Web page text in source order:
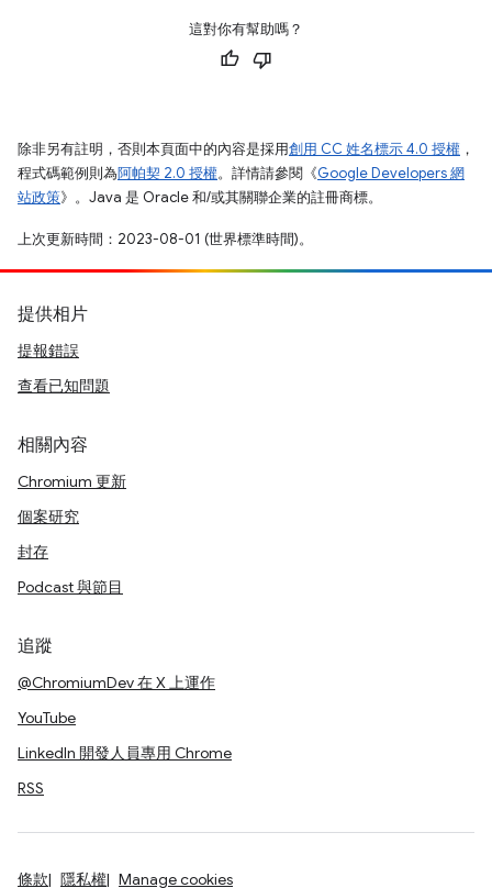
這對你有幫助嗎？
除非另有註明，否則本頁面中的內容是採用創用 CC 姓名標示 4.0 授權 ，
程式碼範例則為阿帕契 2.0 授權。詳情請參閱《Google Developers 網
站政策》。Java 是 Oracle 和/或其關聯企業的註冊商標。
上次更新時間：2023-08-01 (世界標準時間)。
提供相片
提報錯誤
查看已知問題
相關內容
Chromium 更新
個案研究
封存
Podcast 與節目
追蹤
@ChromiumDev 在 X 上運作
YouTube
LinkedIn 開發人員專用 Chrome
RSS
條款 隱私權 Manage cookies